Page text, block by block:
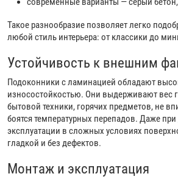
Такое разнообразие позволяет легко
любой стиль интерьера: от классики до
Устойчивость к внешним
Подоконники с ламинацией обладают
износостойкостью. Они выдерживают вес
бытовой техники, горячих предметов, не
боятся температурных перепадов. Даже
эксплуатации в сложных условиях
гладкой и без дефектов.
Монтаж и эксплуатация